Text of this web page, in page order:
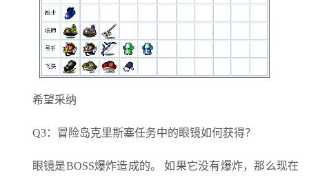
希望采纳
Q3：冒险岛克里斯塞任务中的眼镜如何获得？
眼镜是BOSS爆炸造成的。 如果它没有爆炸，那么现在